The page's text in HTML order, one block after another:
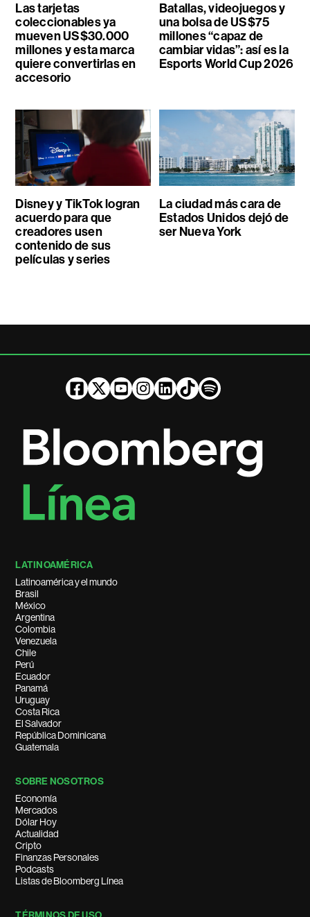
Las tarjetas
coleccionables ya
mueven US$30.000
millones y esta marca
quiere convertirlas en
accesorio
Batallas, videojuegos y
una bolsa de US$75
millones “capaz de
cambiar vidas”: así es la
Esports World Cup 2026
Disney y TikTok logran
acuerdo para que
creadores usen
contenido de sus
películas y series
La ciudad más cara de
Estados Unidos dejó de
ser Nueva York
LATINOAMÉRICA
Latinoamérica y el mundo
Brasil
México
Argentina
Colombia
Venezuela
Chile
Perú
Ecuador
Panamá
Uruguay
Costa Rica
El Salvador
República Dominicana
Guatemala
SOBRE NOSOTROS
Economía
Mercados
Dólar Hoy
Actualidad
Cripto
Finanzas Personales
Podcasts
Listas de Bloomberg Línea